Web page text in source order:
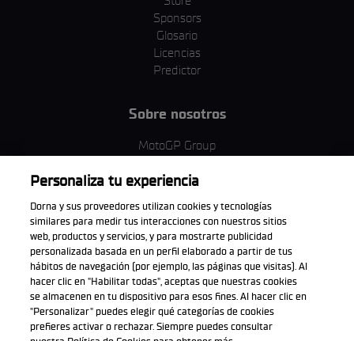
Sponsors
Glosario
Licencias
Predictor
Sobre nosotros
MotoGP Group
Términos y condiciones
Política de privacidad
Política de compra
Descarga la aplicación oficial
Personaliza tu experiencia
Dorna y sus proveedores utilizan cookies y tecnologías
similares para medir tus interacciones con nuestros sitios
web, productos y servicios, y para mostrarte publicidad
personalizada basada en un perfil elaborado a partir de tus
hábitos de navegación (por ejemplo, las páginas que visitas). Al
hacer clic en "Habilitar todas", aceptas que nuestras cookies
se almacenen en tu dispositivo para esos fines. Al hacer clic en
"Personalizar" puedes elegir qué categorías de cookies
prefieres activar o rechazar. Siempre puedes consultar